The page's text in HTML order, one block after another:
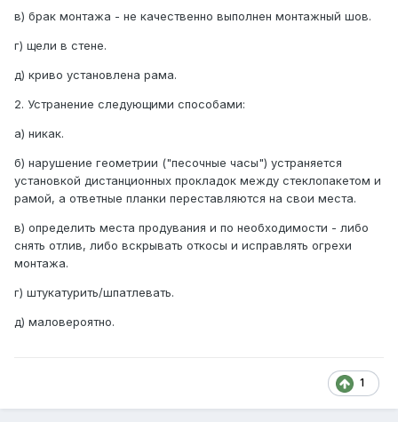
в) брак монтажа - не качественно выполнен монтажный шов.
г) щели в стене.
д) криво установлена рама.
2. Устранение следующими способами:
а) никак.
б) нарушение геометрии ("песочные часы") устраняется
установкой дистанционных прокладок между стеклопакетом и
рамой, а ответные планки переставляются на свои места.
в) определить места продувания и по необходимости - либо
снять отлив, либо вскрывать откосы и исправлять огрехи
монтажа.
г) штукатурить/шпатлевать.
д) маловероятно.
1